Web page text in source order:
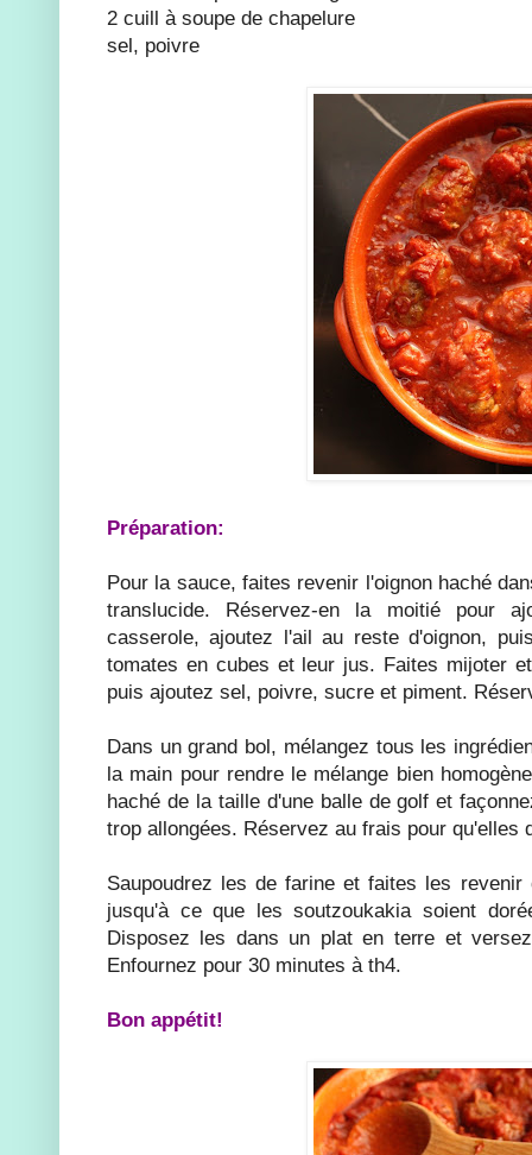
2 cuill à soupe de chapelure
sel, poivre
Préparation:
Pour la sauce, faites revenir l'oignon haché
translucide. Réservez-en la moitié pour
casserole, ajoutez l'ail au reste d'oignon,
tomates en cubes et leur jus. Faites mijoter
puis ajoutez sel, poivre, sucre et piment.
Dans un grand bol, mélangez tous les
la main pour rendre le mélange bien
haché de la taille d'une balle de golf et
trop allongées. Réservez au frais pour qu'elles
Saupoudrez les de farine et faites les revenir
jusqu'à ce que les soutzoukakia soient
Disposez les dans un plat en terre et
Enfournez pour 30 minutes à th4.
Bon appétit!